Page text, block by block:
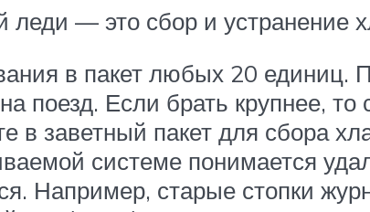
— это сбор и устранение
в пакет любых 20 единиц.
поезд. Если брать крупнее,
в заветный пакет для сбора
системе понимается
Например, старые стопки